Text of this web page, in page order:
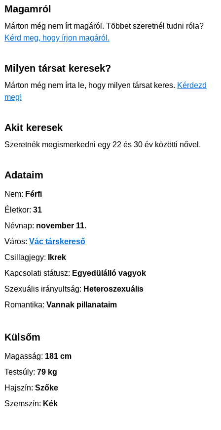
Magamról
Márton még nem írt magáról. Többet szeretnél tudni róla?
Kérd meg, hogy írjon magáról.
Milyen társat keresek?
Márton még nem írta le, hogy milyen társat keres. Kérdezd
meg!
Akit keresek
Szeretnék megismerkedni egy 22 és 30 év közötti nővel.
Adataim
Nem: Férfi
Életkor: 31
Névnap: november 11.
Város: Vác társkereső
Csillagjegy: Ikrek
Kapcsolati státusz: Egyedülálló vagyok
Szexuális irányultság: Heteroszexuális
Romantika: Vannak pillanataim
Külsőm
Magasság: 181 cm
Testsúly: 79 kg
Hajszín: Szőke
Szemszín: Kék